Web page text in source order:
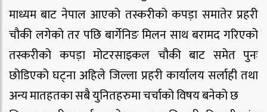
माध्यम बाट नेपाल आएको तस्करीको कपड़ा समातेर प्रहरी
चौकी लगेको तर पछि बार्गेनिङ मिलन साथ बरामद गरिएको
तस्करीको कपड़ा मोटरसाइकल चौकी बाट समेत पुनः
छोडिएको घट्ना अहिले जिल्ला प्रहरी कार्यालय सर्लाही तथा
अन्य मातहतका सबै युनितहरुमा चर्चाको विषय बनेको छ